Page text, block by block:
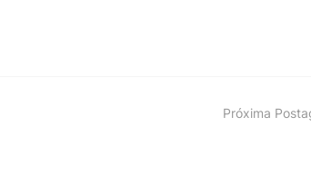
Próxima